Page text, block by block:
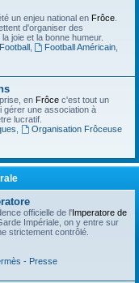
un enjeu national en Frôce
d'organiser des
joie et la bonne humeur.
Football, Football Américain
en Frôce c'est tout un
gérer une association à
lucratif.
Organisation Frôceuse
officielle de l'Imperatore de
Impériale, on y entre sur
strictement contrôlé.
- Presse